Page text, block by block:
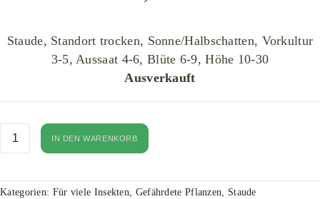
Staude, Standort trocken, Sonne/Halbschatten, Vorkultur
3-5, Aussaat 4-6, Blüte 6-9, Höhe 10-30
Ausverkauft
IN DEN WARENKORB
Kategorien: Für viele Insekten, Gefährdete Pflanzen, Staude